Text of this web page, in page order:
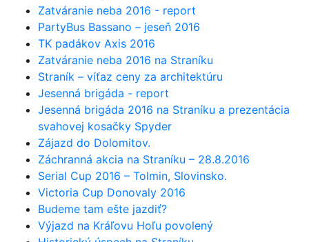
Zatváranie neba 2016 - report
PartyBus Bassano – jeseň 2016
TK padákov Axis 2016
Zatváranie neba 2016 na Straníku
Straník – víťaz ceny za architektúru
Jesenná brigáda - report
Jesenná brigáda 2016 na Straníku a prezentácia
svahovej kosačky Spyder
Zájazd do Dolomitov.
Záchranná akcia na Straníku – 28.8.2016
Serial Cup 2016 – Tolmin, Slovinsko.
Victoria Cup Donovaly 2016
Budeme tam ešte jazdiť?
Výjazd na Kráľovu Hoľu povolený